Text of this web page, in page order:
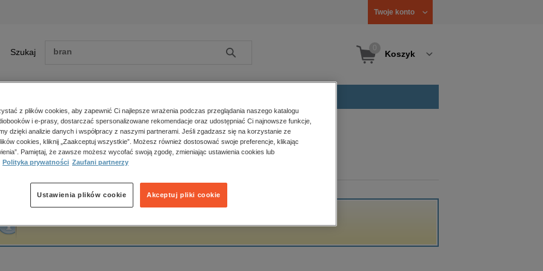
Twoje konto
Szukaj Szukaj Koszyk
Zobacz wszystkie E-prasa
polityka, społeczno-informacyjne
psychologiczne
popularno-naukowe
historia
główna Jerzy Naumann
Naumann
z plików cookies, aby zapewnić Ci najlepsze wrażenia podczas przeglądania naszego katalogu
i e-prasy, dostarczać spersonalizowane rekomendacje oraz udostępniać Ci najnowsze funkcje,
dzięki analizie danych i współpracy z naszymi partnerami. Jeśli zgadzasz się na korzystanie ze
cookies, kliknij „Zaakceptuj wszystkie”. Możesz również dostosować swoje preferencje, klikając
Pamiętaj, że zawsze możesz wycofać swoją zgodę, zmieniając ustawienia cookies lub
Polityka prywatności Zaufani partnerzy
Akceptuj pliki cookie
Ustawienia plików cookie